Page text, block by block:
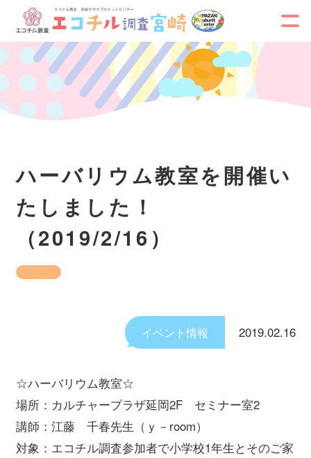
ハーバリウム教室を開催い
たしました！
（2019/2/16）
イベント情報 2019.02.16
☆ハーバリウム教室☆
場所：カルチャープラザ延岡2F セミナー室2
講師：江藤 千春先生（ｙ－room）
対象：エコチル調査参加者で小学校1年生とそのご家